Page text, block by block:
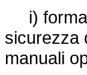
i)
sicurezza
manuali